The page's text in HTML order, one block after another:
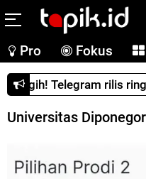
Pro Fokus
Canggih! Telegram rilis
Universitas